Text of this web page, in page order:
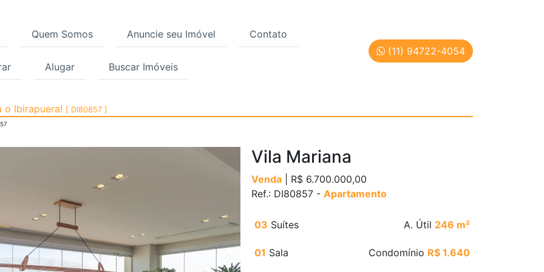
Quem Somos Anuncie seu Imóvel Contato
Alugar Buscar Imóveis
(11) 94722-4054
Vila Mariana, São Paulo | Cód: DI80857
Ibirapuera! [ DI80857 ]
Vila Mariana
Venda | R$ 6.700.000,00
Ref.: DI80857 - Apartamento
03 Suítes
01 Sala
A. Útil 246 m²
Condomínio R$ 1.640